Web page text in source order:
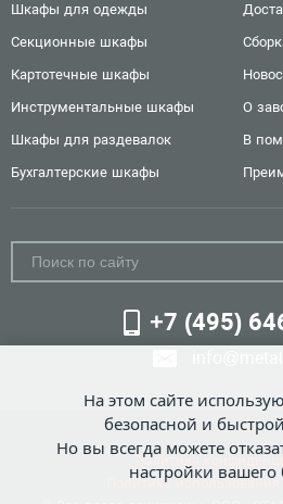
Шкафы для одежды
Секционные шкафы
Картотечные шкафы
Инструментальные шкафы
Шкафы для раздевалок
Бухгалтерские шкафы
О
В
+7 (495)
Политика
Политика использования
На этом сайте
безопасной и
Но вы всегда можете
настройки вашего